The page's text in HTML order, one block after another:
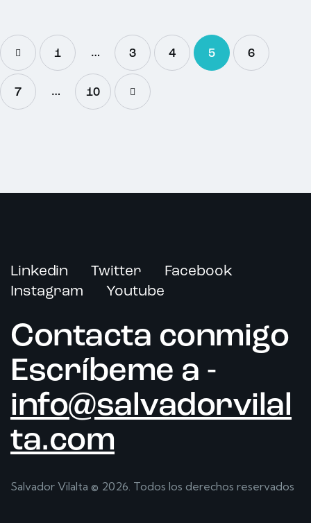
1 … 3 4 5 6
7 … 10
Linkedin Twitter
Facebook
Instagram
Youtube
Contacta conmigo
Escríbeme a -
info@salvadorvilal
ta.com
Salvador Vilalta © 2026. Todos los derechos reservados